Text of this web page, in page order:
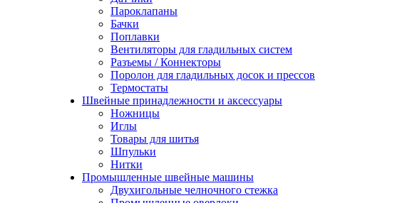
Пароклапаны
Бачки
Поплавки
Вентиляторы для гладильных систем
Разъемы / Коннекторы
Поролон для гладильных досок и прессов
Термостаты
Швейные принадлежности и аксессуары
Ножницы
Иглы
Товары для шитья
Шпульки
Нитки
Промышленные швейные машины
Двухигольные челночного стежка